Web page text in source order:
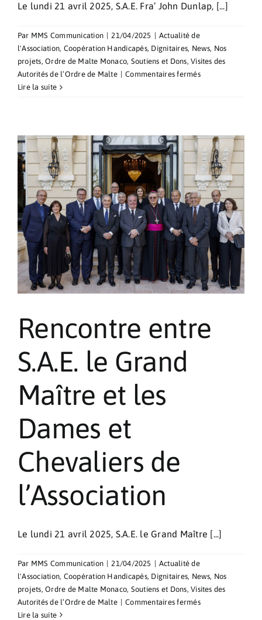
Le lundi 21 avril 2025, S.A.E. Fra’ John Dunlap, [...]
Par MMS Communication 21/04/2025
Actualité de
l'Association, Coopération Handicapés, Dignitaires, News, Nos
projets,Ordre de Malte Monaco, Soutiens et Dons,Visites des
Autorités de l’Ordre de Malte
Commentaires ferméssur
John
Dunlap
au
Centre
Cardio-
Thoracique
de
Monaco
Lire la suite
Rencontre entre
S.A.E. le Grand
Maître et les
Dames et
Chevaliers de
l’Association
Le lundi 21 avril 2025, S.A.E. le Grand Maître [...]
Par MMS Communication 21/04/2025
Actualité de
l'Association, Coopération Handicapés, Dignitaires, News, Nos
projets,Ordre de Malte Monaco, Soutiens et Dons,Visites des
Autorités de l’Ordre de Malte
Commentaires ferméssur
Lire la suite